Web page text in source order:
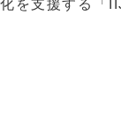
化を支援する「